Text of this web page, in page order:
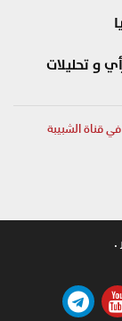
و تحليلات
قناة الشبيبة
.